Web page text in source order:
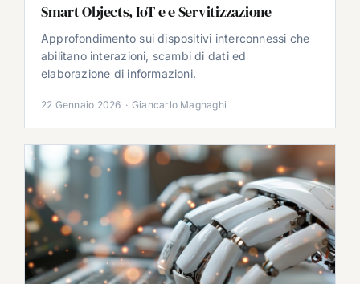
Smart Objects, IoT e e Servitizzazione
Approfondimento sui dispositivi interconnessi che
abilitano interazioni, scambi di dati ed
elaborazione di informazioni.
22 Gennaio 2026 · Giancarlo Magnaghi